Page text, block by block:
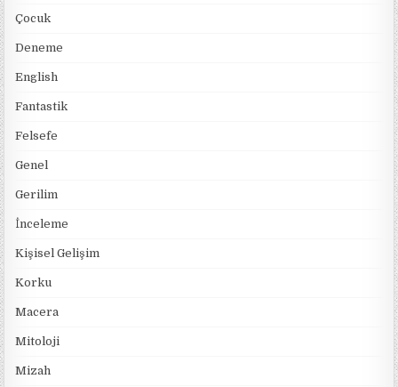
Çocuk
Deneme
English
Fantastik
Felsefe
Genel
Gerilim
İnceleme
Kişisel Gelişim
Korku
Macera
Mitoloji
Mizah